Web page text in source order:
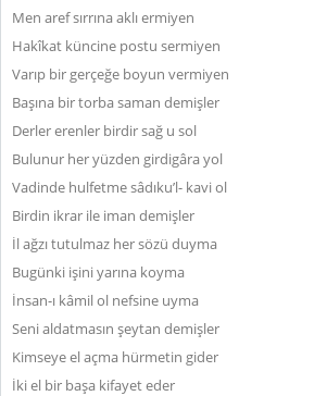
Men aref sırrına aklı ermiyen
Hakîkat küncine postu sermiyen
Varıp bir gerçeğe boyun vermiyen
Başına bir torba saman demişler
Derler erenler birdir sağ u sol
Bulunur her yüzden girdigâra yol
Vadinde hulfetme sâdıku’l- kavi ol
Birdin ikrar ile iman demişler
İl ağzı tutulmaz her sözü duyma
Bugünki işini yarına koyma
İnsan-ı kâmil ol nefsine uyma
Seni aldatmasın şeytan demişler
Kimseye el açma hürmetin gider
İki el bir başa kifayet eder